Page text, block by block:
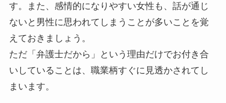
す。また、感情的になりやすい女性も、話が通じ
ないと男性に思われてしまうことが多いことを覚
えておきましょう。
ただ「弁護士だから」という理由だけでお付き合
いしていることは、職業柄すぐに見透かされてし
まいます。